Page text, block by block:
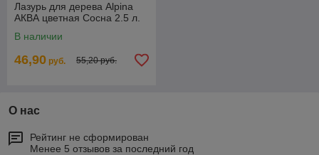
Лазурь для дерева Alpina
АКВА цветная Сосна 2.5 л.
В наличии
46,90 руб. 55,20 руб.
О нас
Рейтинг не сформирован
Менее 5 отзывов за последний год